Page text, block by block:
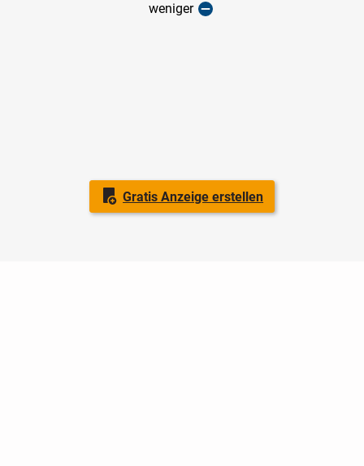
Gratis Anzeige erstellen
weniger